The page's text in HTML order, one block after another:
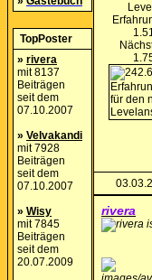
TopPoster
» rivera
mit 8137
Beiträgen
seit dem
07.10.2007
» Velvakandi
mit 7928
Beiträgen
seit dem
07.10.2007
» Wisy
mit 7845
Beiträgen
seit dem
20.07.2009
rivera